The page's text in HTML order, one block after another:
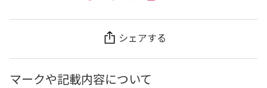
シェアする
マークや記載内容について